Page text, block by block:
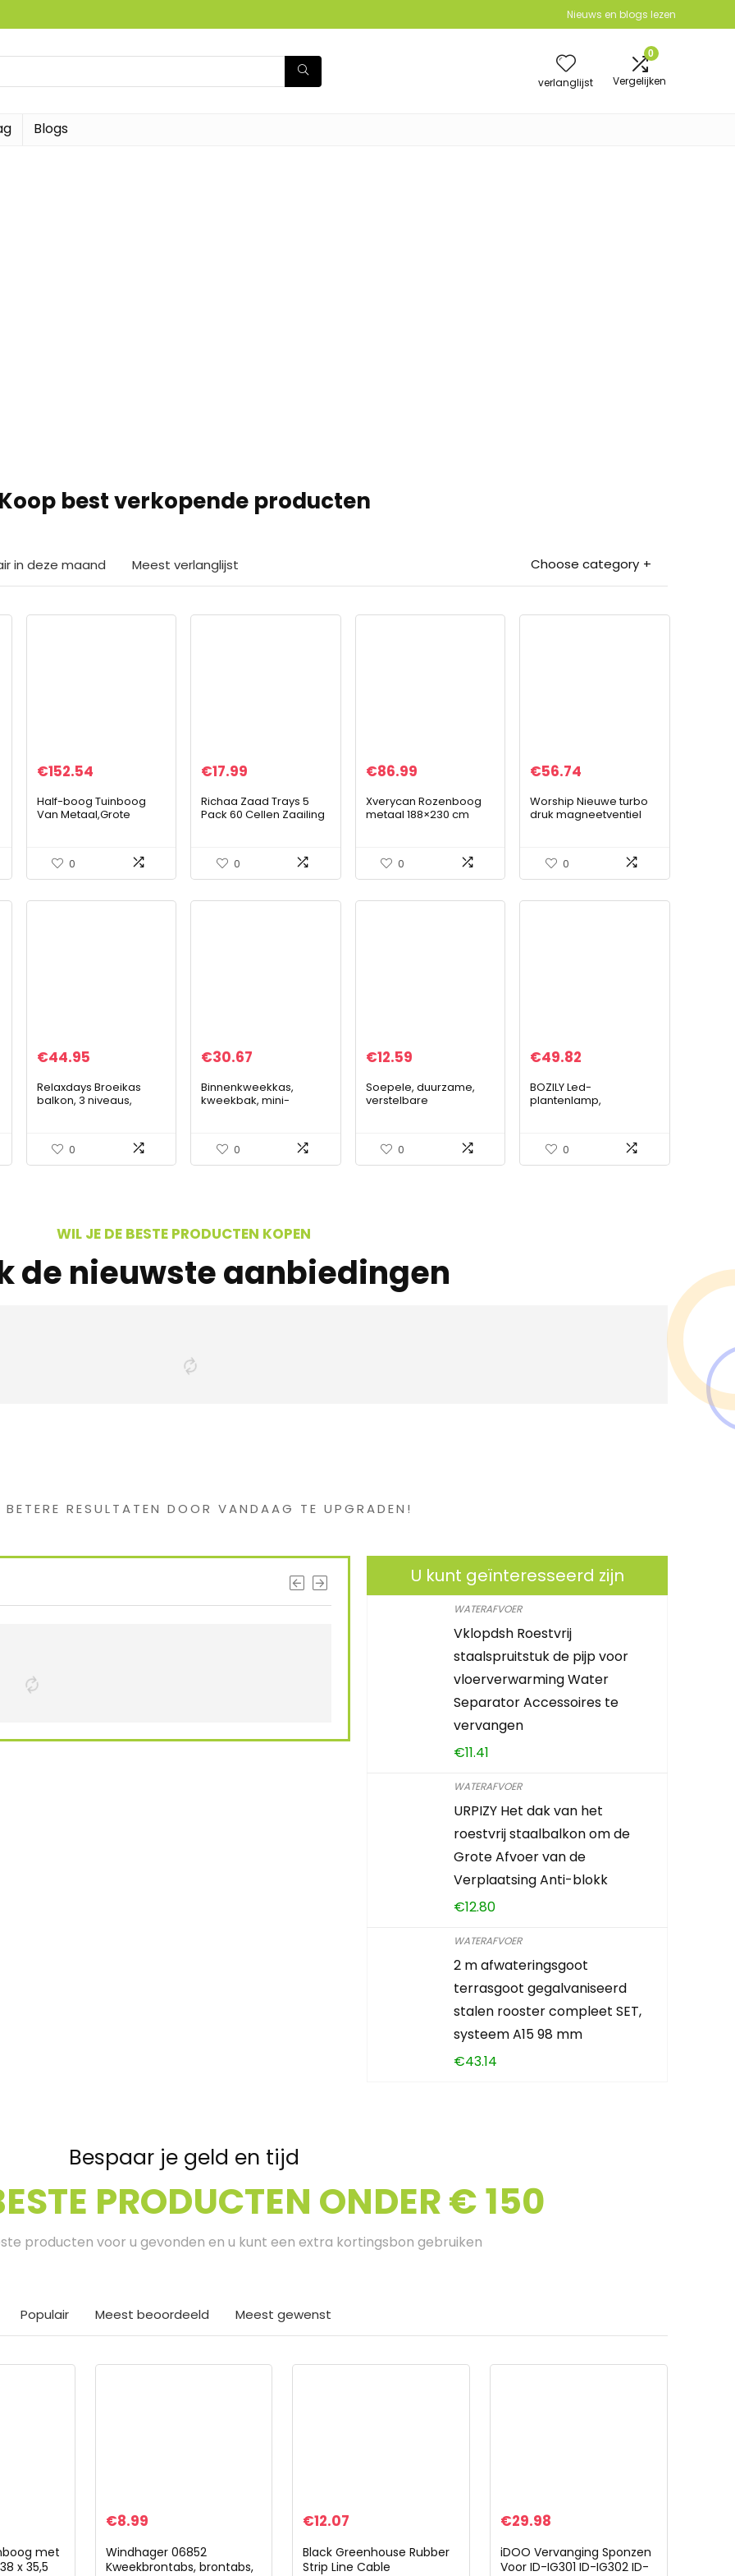
Nieuws en blogs lezen
verlanglijst
0
Vergelijken
Blogs
Koop best verkopende producten
in deze maand Meest verlanglijst Choose category
€152.54
Half-boog Tuinboog
Van Metaal,Grote
Voor Klimplanten Rozen
Ranken,Klimhulp…
0
€17.99
Richaa Zaad Trays 5
Pack 60 Cellen Zaailing
Vochtigheid
Verstelbare Plant
Ontkieming…
0
€86.99
Xverycan Rozenboog
metaal 188×230 cm
hekwerk tuindecoratie
voor klimplant
0
€56.74
Worship Nieuwe turbo
druk magneetventiel
14956EB300
0
€44.95
Relaxdays Broeikas
balkon, 3 niveaus,
foliekas, transparant-
groen0
€30.67
Binnenkweekkas,
kweekbak, mini-
het ontkiemen van
planten (12 stuks)
0
€12.59
Soepele, duurzame,
verstelbare
toiletsproeikraan voor
badkamer voor
wassen:
0
€49.82
BOZILY Led-
plantenlamp,
zonachtig, 300 W,
inklapbaar plantenlicht,
paneel, led…
0
WIL JE DE BESTE PRODUCTEN KOPEN
de nieuwste aanbiedingen
RESULTATEN DOOR VANDAAG TE UPGRADEN!
U kunt geïnteresseerd zijn
WATERAFVOER
Vklopdsh Roestvrij
staalspruitstuk de pijp voor
vloerverwarming Water
Separator Accessoires te
vervangen
€11.41
WATERAFVOER
URPIZY Het dak van het
roestvrij staalbalkon om de
Grote Afvoer van de
Verplaatsing Anti-blokk
€12.80
WATERAFVOER
2 m afwateringsgoot
terrasgoot gegalvaniseerd
stalen rooster compleet SET,
systeem A15 98 mm
€43.14
Bespaar je geld en tijd
PRODUCTEN ONDER € 150
producten voor u gevonden en u kunt een extra kortingsbon gebruiken
Populair Meest beoordeeld Meest gewenst
met
x 35,5
€8.99
Windhager 06852
Kweekbrontabs, brontabs,
€12.07
Black Greenhouse Rubber
Strip Line Cable
€29.98
iDOO Vervanging Sponzen
Voor ID-IG301 ID-IG302 ID-